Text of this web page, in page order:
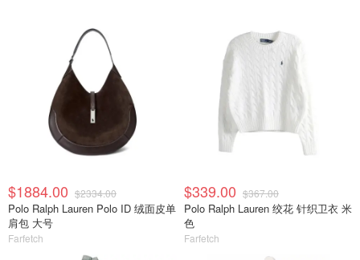
$1884.00 $2334.00
Polo Ralph Lauren Polo ID 绒面皮单
肩包 大号
Farfetch
$339.00 $367.00
Polo Ralph Lauren 绞花 针织卫衣 米
色
Farfetch